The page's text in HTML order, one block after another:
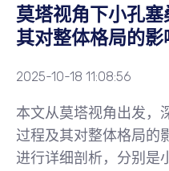
莫塔视角下小孔
其对整体格局的影
2025-10-18 11:08:56
本文从莫塔视角出发，
过程及其对整体格局的
进行详细剖析，分别是